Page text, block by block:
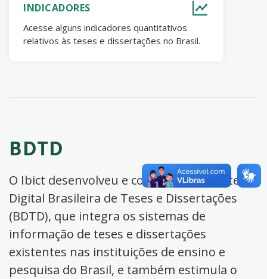
INDICADORES
Acesse alguns indicadores quantitativos
relativos às teses e dissertações no Brasil.
BDTD
O Ibict desenvolveu e coordena a Biblioteca
Digital Brasileira de Teses e Dissertações
(BDTD), que integra os sistemas de
informação de teses e dissertações
existentes nas instituições de ensino e
pesquisa do Brasil, e também estimula o